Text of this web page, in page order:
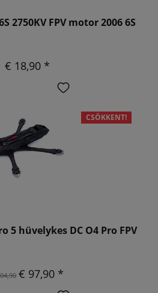
2750KV FPV motor 2006 6S
€ 18,90 *
CSÖKKENT!
5 hüvelykes DC O4 Pro FPV
€ 97,90 *